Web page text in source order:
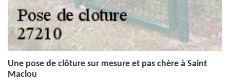
Une pose de clôture sur mesure et pas chère à Saint
Maclou